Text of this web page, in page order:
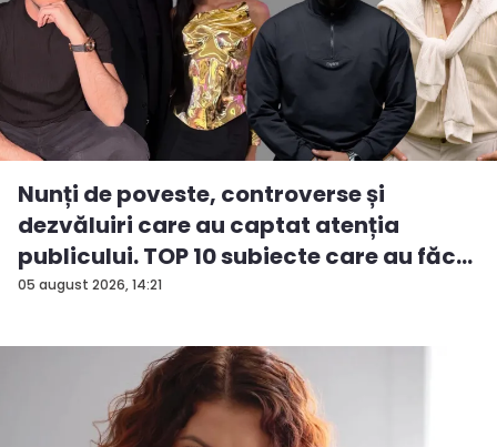
05 august 2026, 14:21
Nunți de poveste, controverse și
dezvăluiri care au captat atenția
publicului. TOP 10 subiecte care au făc...